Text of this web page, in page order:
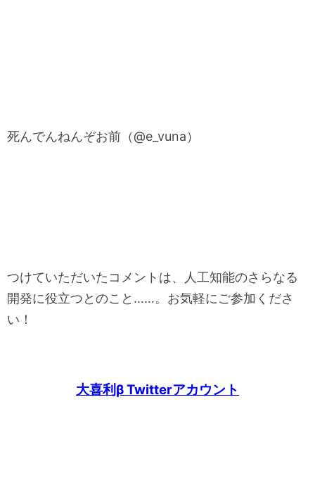
死んでんねんぞお前（@e_vuna）
つけていただいたコメントは、人工知能のさらなる
開発に役立つとのこと……。お気軽にご参加くださ
い！
大喜利β Twitterアカウント